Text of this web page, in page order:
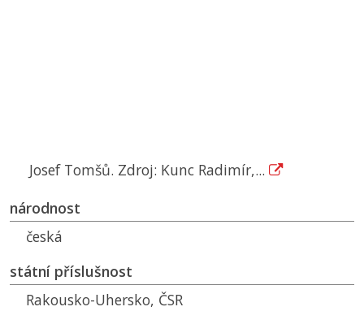
Josef Tomšů. Zdroj: Kunc Radimír,...
národnost
česká
státní příslušnost
Rakousko-Uhersko, ČSR